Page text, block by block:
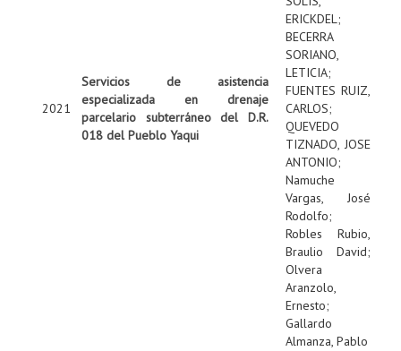
2021
Servicios de asistencia
especializada en drenaje
parcelario subterráneo del D.R.
018 del Pueblo Yaqui
ERICKDEL;
BECERRA
SORIANO,
LETICIA;
FUENTES RUIZ,
CARLOS;
QUEVEDO
TIZNADO, JOSE
ANTONIO;
Namuche
Vargas, José
Rodolfo;
Robles Rubio,
Braulio David;
Olvera
Aranzolo,
Ernesto;
Gallardo
Almanza, Pablo